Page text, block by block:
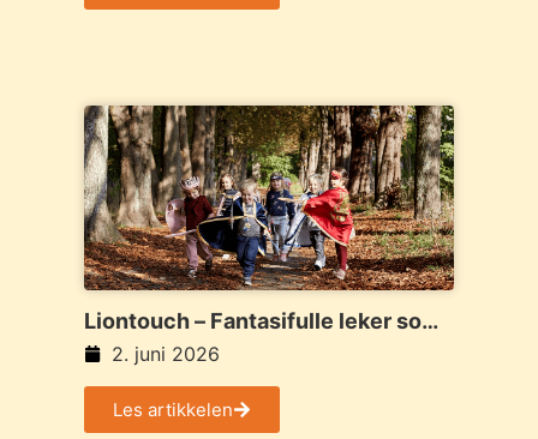
Liontouch – Fantasifulle leker som
forvandler barn til helter, riddere og
eventyrere
2. juni 2026
Les artikkelen